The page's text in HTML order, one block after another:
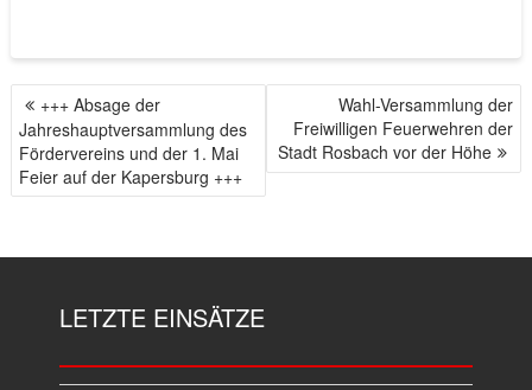
B
E
T
A
+++ Absage der
Jahreshauptversammlung des
Fördervereins und der 1. Mai
Feier auf der Kapersburg +++
Wahl-Versammlung der
Freiwilligen Feuerwehren der
Stadt Rosbach vor der Höhe
LETZTE EINSÄTZE